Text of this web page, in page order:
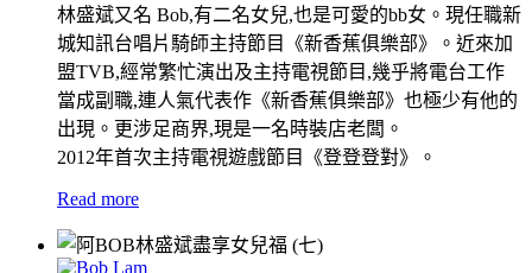
林盛斌又名 Bob,有二名女兒,也是可愛的bb女。現任職新
城知訊台唱片騎師主持節目《新香蕉俱樂部》。近來加
盟TVB,經常繁忙演出及主持電視節目,幾乎將電台工作
當成副職,連人氣代表作《新香蕉俱樂部》也極少有他的
出現。更涉足商界,現是一名時裝店老闆。
2012年首次主持電視遊戲節目《登登登對》。
Read more